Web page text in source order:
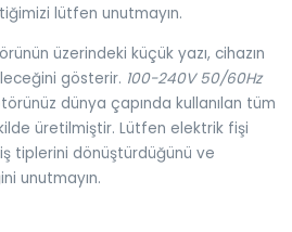
lütfen unutmayın.
üzerindeki küçük yazı, cihazın
gösterir. 100-240V 50/60Hz
dünya çapında kullanılan tüm
üretilmiştir. Lütfen elektrik fişi
tiplerini dönüştürdüğünü ve
unutmayın.